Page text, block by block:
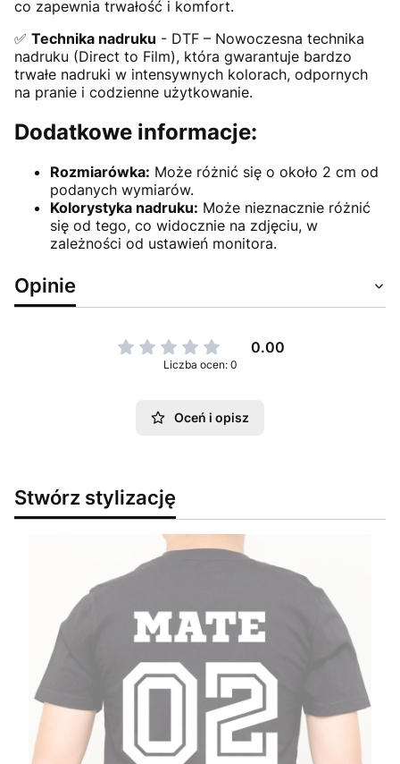
co zapewnia trwałość i komfort.
✅ Technika nadruku - DTF – Nowoczesna technika
nadruku (Direct to Film), która gwarantuje bardzo
trwałe nadruki w intensywnych kolorach, odpornych
na pranie i codzienne użytkowanie.
Dodatkowe informacje:
Rozmiarówka: Może różnić się o około 2 cm od
podanych wymiarów.
Kolorystyka nadruku: Może nieznacznie różnić
się od tego, co widocznie na zdjęciu, w
zależności od ustawień monitora.
Opinie
0.00
Liczba ocen: 0
Oceń i opisz
Stwórz stylizację